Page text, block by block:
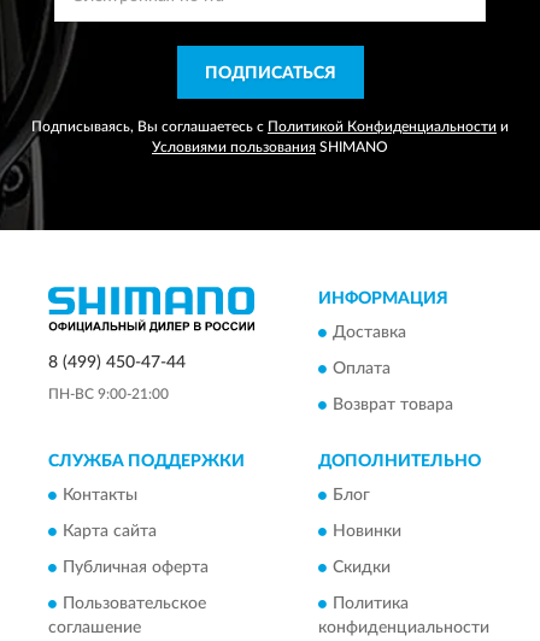
ПОДПИСАТЬСЯ
Подписываясь, Вы соглашаетесь с Политикой Конфиденциальности и
Условиями пользования SHIMANO
8 (499) 450-47-44
ПН-ВС 9:00-21:00
ИНФОРМАЦИЯ
Доставка
Оплата
Возврат товара
СЛУЖБА ПОДДЕРЖКИ
Контакты
Карта сайта
Публичная оферта
Пользовательское
соглашение
ДОПОЛНИТЕЛЬНО
Блог
Новинки
Скидки
Политика
конфиденциальности